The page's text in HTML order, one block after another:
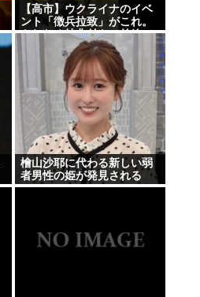
【高市】ウクライナのイベ
ント「徴兵拉致」がこれ。
もれなく特典付きで前線で
銃弾orドローン爆弾のプレ
ゼントが貰える！
檜山沙耶に代わる新しい弱
者男性の姫が発見される